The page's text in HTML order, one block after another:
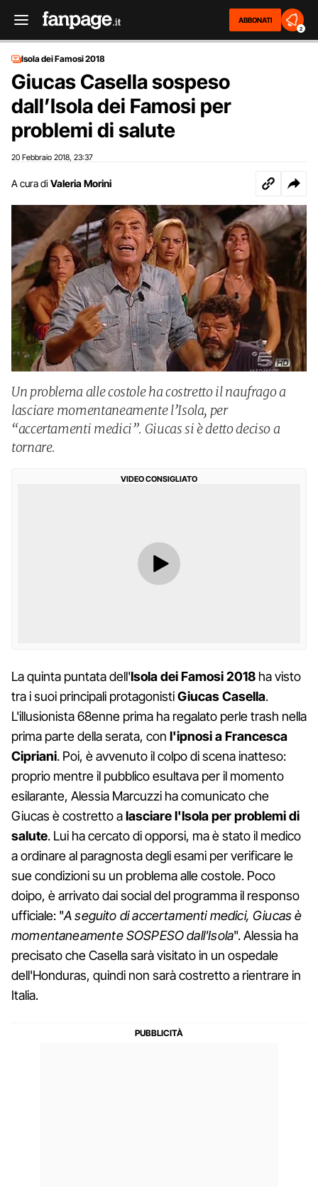
ABBONATI
2
Isola dei Famosi 2018
Giucas Casella sospeso
dall’Isola dei Famosi per
problemi di salute
20 Febbraio 2018 23:37
A cura di Valeria Morini
Un problema alle costole ha costretto il naufrago a
lasciare momentaneamente l’Isola, per
“accertamenti medici”. Giucas si è detto deciso a
tornare.
VIDEO CONSIGLIATO
La quinta puntata dell'Isola dei Famosi 2018 ha visto
tra i suoi principali protagonistiGiucas Casella.
L'illusionista 68enne prima ha regalato perle trash nella
prima parte della serata, con l'ipnosi a Francesca
Cipriani. Poi, è avvenuto il colpo di scena inatteso:
proprio mentre il pubblico esultava per il momento
esilarante, Alessia Marcuzzi ha comunicato che
Giucas è costretto alasciare l'Isola per problemi di
salute. Lui ha cercato di opporsi, ma è stato il medico
a ordinare al paragnosta degli esami per verificare le
sue condizioni su un problema alle costole. Poco
doipo, è arrivato dai social del programma il responso
ufficiale: "A seguito di accertamenti medici, Giucas è
momentaneamente SOSPESO dall'Isola". Alessia ha
precisato che Casella sarà visitato in un ospedale
dell'Honduras, quindi non sarà costretto a rientrare in
Italia.